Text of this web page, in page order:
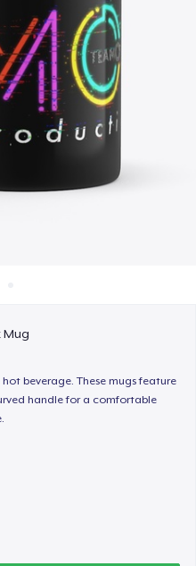
cosa
Mug
beverage. These mugs feature
handle for a comfortable